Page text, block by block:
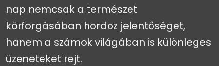
nap nemcsak a természet
körforgásában hordoz jelentőséget,
hanem a számok világában is különleges
üzeneteket rejt.